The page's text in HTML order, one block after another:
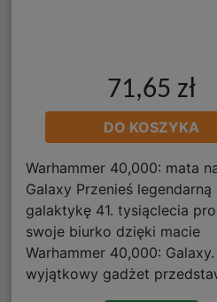
71,65 zł
DO KOSZYKA
Warhammer 40,000: mata
Galaxy Przenieś legendarną
galaktykę 41. tysiąclecia
swoje biurko dzięki macie
Warhammer 40,000: Galaxy.
wyjątkowy gadżet